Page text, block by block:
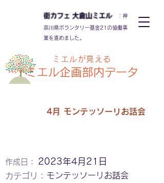
街カフェ 大倉山ミエル：神
奈川県ボランタリー基金21の協働事
業を進めました。
ミエルが見える
ミエル企画部内データ
4月 モンテッソーリお話会
2023年4月21日
作成日：
カテゴリ： モンテッソーリお話会